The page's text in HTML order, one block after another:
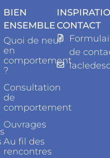
BIEN
ENSEMBLE
Quoi de neuf
en
comportement
?
Consultation
de
comportement
Ouvrages
Au fil des
rencontres
CONTACT
de